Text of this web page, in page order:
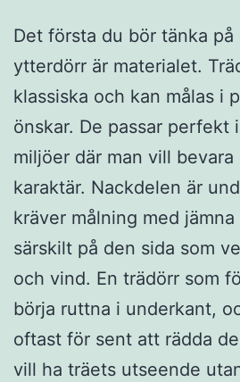
Det första du bör tänka
ytterdörr är materialet.
klassiska och kan målas i
önskar. De passar perfekt
miljöer där man vill
karaktär. Nackdelen är
kräver målning med jämna
särskilt på den sida som
och vind. En trädörr som
börja ruttna i underkant,
oftast för sent att rädda
vill ha träets utseende